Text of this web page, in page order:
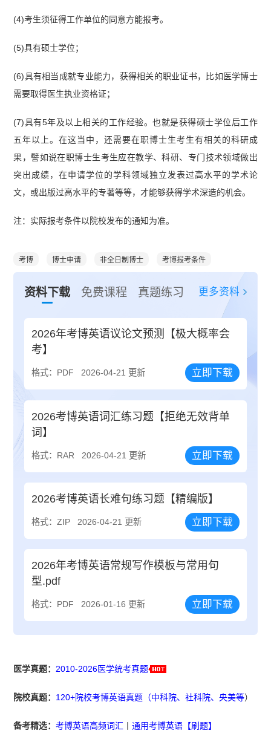
(4)考生须征得工作单位的同意方能报考。
(5)具有硕士学位；
(6)具有相当成就专业能力，获得相关的职业证书，比如医学博士
需要取得医生执业资格证；
(7)具有5年及以上相关的工作经验。也就是获得硕士学位后工作
五年以上。在这当中，还需要在职博士生考生有相关的科研成
果，譬如说在职博士生考生应在教学、科研、专门技术领域做出
突出成绩，在申请学位的学科领域独立发表过高水平的学术论
文，或出版过高水平的专著等等，才能够获得学术深造的机会。
注：实际报考条件以院校发布的通知为准。
考博 博士申请 非全日制博士 考博报考条件
资料下载 免费课程 真题练习 更多资料
2026年考博英语议论文预测【极大概率会
考】
格式：PDF 2026-04-21 更新 立即下载
2026考博英语词汇练习题【拒绝无效背单
词】
格式：RAR 2026-04-21 更新 立即下载
2026考博英语长难句练习题【精编版】
格式：ZIP 2026-04-21 更新 立即下载
2026年考博英语常规写作模板与常用句
型.pdf
格式：PDF 2026-01-16 更新 立即下载
医学真题： 2010-2026医学统考真题
院校真题： 120+院校考博英语真题（中科院、社科院、央美等）
备考精选：考博英语高频词汇 丨通用考博英语【刷题】